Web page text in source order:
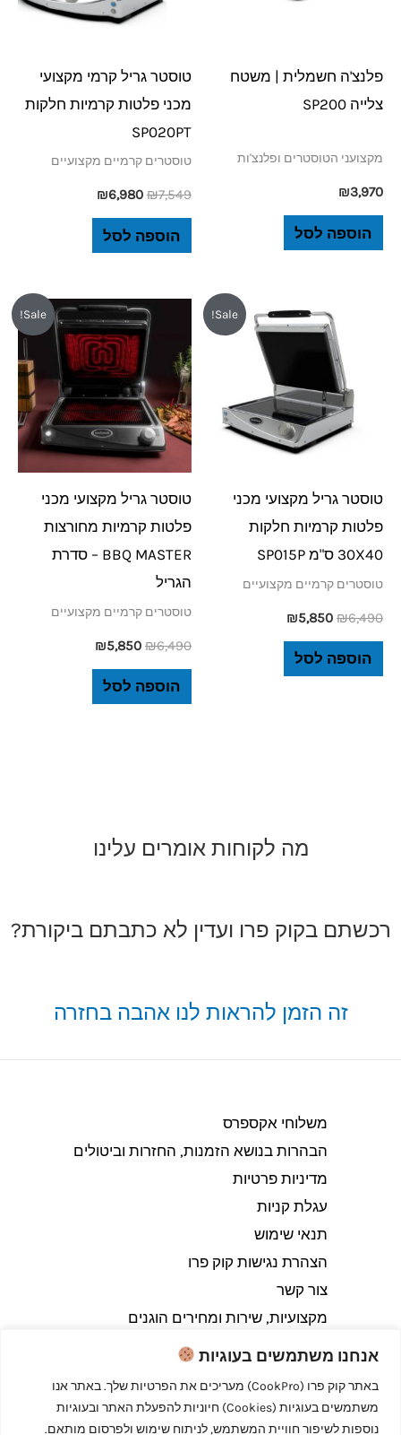
אנחנו משתמשים בעוגיות
באתר קוק פרו (CookPro) מעריכים את הפרטיות שלך. באתר אנו
משתמשים בעוגיות (Cookies) חיוניות להפעלת האתר ובעוגיות
נוספות לשיפור חוויית המשתמש, לניתוח שימוש ולפרסום מותאם.
פלנצ'ה חשמלית | משטח
צלייה SP200
מקצועני הטוסטרים ופלנצ'ות
₪3,970
הוספה לסל
טוסטר גריל קרמי מקצועי
מכני פלטות קרמיות חלקות
SP020PT
טוסטרים קרמיים מקצועיים
₪7,549
₪6,980
הוספה לסל
Sale!
טוסטר גריל מקצועי מכני
פלטות קרמיות חלקות
30X40 ס"מ SP015P
טוסטרים קרמיים מקצועיים
₪6,490
המחיר
המקורי
היה:
₪6,490.
₪5,850
הנוכחי
הוא:
₪5,850.
הוספה לסל
Sale!
טוסטר גריל מקצועי מכני
פלטות קרמיות מחורצות
BBQ MASTER – סדרת
הגריל
טוסטרים קרמיים מקצועיים
₪6,490
המחיר
המקורי
היה:
₪6,490.
₪5,850
המחיר
הנוכחי
הוא:
₪5,850.
הוספה לסל
מה לקוחות אומרים עלינו
רכשתם בקוק פרו ועדין לא כתבתם ביקורת?
זה הזמן להראות לנו אהבה בחזרה
משלוחי אקספרס
הבהרות בנושא הזמנות, החזרות וביטולים​
מדיניות פרטיות
עגלת קניות
תנאי שימוש
הצהרת נגישות קוק פרו
צור קשר
מקצועיות, שירות ומחירים הוגנים
Copyright © 2026 קוק פרו - לבשל כמו מקצוענים